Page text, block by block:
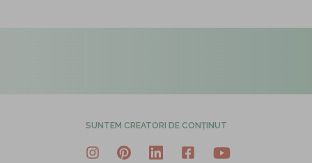
SUNTEM CREATORI DE CONȚINUT